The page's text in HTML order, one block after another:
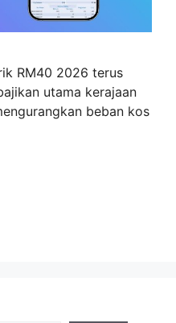
RM40 2026 terus
utama kerajaan
beban kos